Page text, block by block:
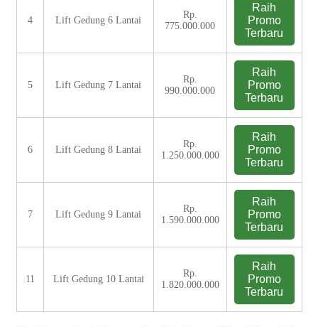
4 Lift Gedung 6 Lantai
Rp.
775.000.000
Raih
Promo
Terbaru
5 Lift Gedung 7 Lantai
Rp.
990.000.000
Raih
Promo
Terbaru
6 Lift Gedung 8 Lantai
Rp.
1.250.000.000
Raih
Promo
Terbaru
7 Lift Gedung 9 Lantai
Rp.
1.590.000.000
Raih
Promo
Terbaru
11 Lift Gedung 10 Lantai
Rp.
1.820.000.000
Raih
Promo
Terbaru